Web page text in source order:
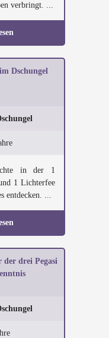
verbringt. ...
Dschungel
in der 1
1 Lichterfee
entdecken. ...
der drei Pegasi